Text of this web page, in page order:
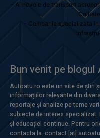
- Ai nevoie de transport
- Companie specializata
Bun venit pe
Autoatu.ro este un site de știri
informațiilor relevante din
reportaje și analize pe teme
subiecte de interes
și educației continue. Pentru
contacta la: contact [at]